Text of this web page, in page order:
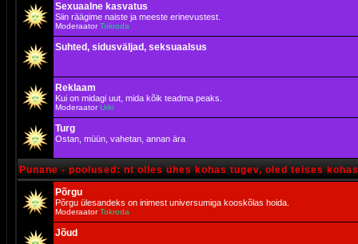
Sexuaalne kasvatus
Siin räägime naiste ja meeste erinevustest.
ModeraatorTokroda
Suhted, sidusväljad, seksuaalsus
Reklaam
Kui on midagi uut, mida kõik teadma peaks.
ModeraatorUrki
Turg
Ostan, müün, vahetan, annan ära
Punane - poolused: nt olles ühes kohas tugev, oled teises
Põrgu
Põrgu ülesandeks on inimest universumiga kooskõlas hoida.
ModeraatorTokroda
Jõud